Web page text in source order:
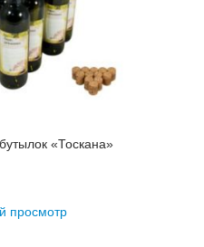
«Тоскана»
просмотр